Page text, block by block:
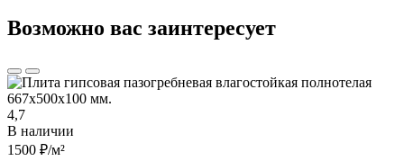
Возможно вас заинтересует
4,7
В наличии
1500 ₽/м²